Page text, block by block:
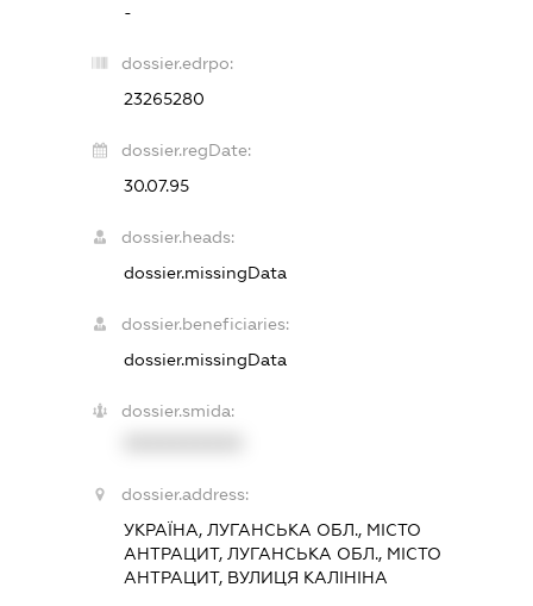
-
dossier.edrpo:
23265280
dossier.regDate:
30.07.95
dossier.heads:
dossier.missingData
dossier.beneficiaries:
dossier.missingData
dossier.smida:
dossier.address:
УКРАЇНА, ЛУГАНСЬКА ОБЛ., МІСТО
АНТРАЦИТ, ЛУГАНСЬКА ОБЛ., МІСТО
АНТРАЦИТ, ВУЛИЦЯ КАЛІНІНА